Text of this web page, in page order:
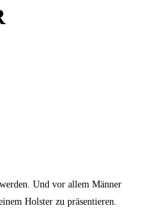
Und vor allem Männer
Holster zu präsentieren.